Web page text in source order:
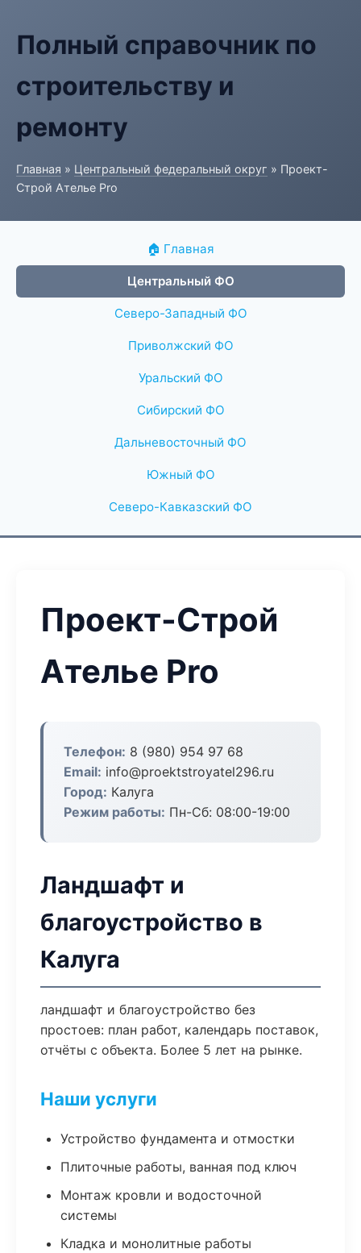
Полный справочник по
строительству и
ремонту
Главная » Центральный федеральный округ » Проект-
Строй Ателье Pro
🏠 Главная
Центральный ФО
Северо-Западный ФО
Приволжский ФО
Уральский ФО
Сибирский ФО
Дальневосточный ФО
Южный ФО
Северо-Кавказский ФО
Проект-Строй
Ателье Pro
Телефон: 8 (980) 954 97 68
Email: info@proektstroyatel296.ru
Город: Калуга
Режим работы: Пн-Сб: 08:00-19:00
Ландшафт и
благоустройство в
Калуга
ландшафт и благоустройство без
простоев: план работ, календарь поставок,
отчёты с объекта. Более 5 лет на рынке.
Наши услуги
Устройство фундамента и отмостки
Плиточные работы, ванная под ключ
Монтаж кровли и водосточной
системы
Кладка и монолитные работы